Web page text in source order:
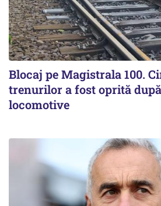
Blocaj pe Magistrala 100.
trenurilor a fost oprită
locomotive